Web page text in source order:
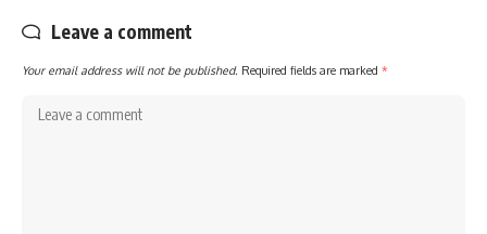
Leave a comment
Your email address will not be published. Required fields are marked *